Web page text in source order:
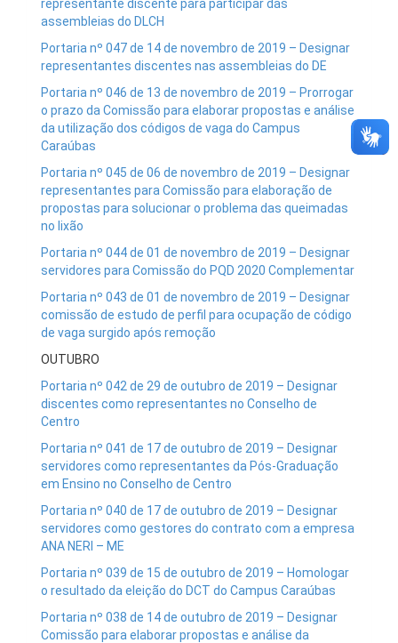
representante discente para participar das
assembleias do DLCH
Portaria nº 047 de 14 de novembro de 2019 – Designar
representantes discentes nas assembleias do DE
Portaria nº 046 de 13 de novembro de 2019 – Prorrogar
o prazo da Comissão para elaborar propostas e análise
da utilização dos códigos de vaga do Campus
Caraúbas
Portaria nº 045 de 06 de novembro de 2019 – Designar
representantes para Comissão para elaboração de
propostas para solucionar o problema das queimadas
no lixão
Portaria nº 044 de 01 de novembro de 2019 – Designar
servidores para Comissão do PQD 2020 Complementar
Portaria nº 043 de 01 de novembro de 2019 – Designar
comissão de estudo de perfil para ocupação de código
de vaga surgido após remoção
OUTUBRO
Portaria nº 042 de 29 de outubro de 2019 – Designar
discentes como representantes no Conselho de
Centro
Portaria nº 041 de 17 de outubro de 2019 – Designar
servidores como representantes da Pós-Graduação
em Ensino no Conselho de Centro
Portaria nº 040 de 17 de outubro de 2019 – Designar
servidores como gestores do contrato com a empresa
ANA NERI – ME
Portaria nº 039 de 15 de outubro de 2019 – Homologar
o resultado da eleição do DCT do Campus Caraúbas
Portaria nº 038 de 14 de outubro de 2019 – Designar
Comissão para elaborar propostas e análise da